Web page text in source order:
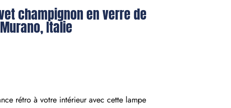
champignon en verre de
Murano, Italie
rétro à votre intérieur avec cette lampe